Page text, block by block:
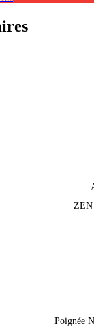
ZEN
Poignée